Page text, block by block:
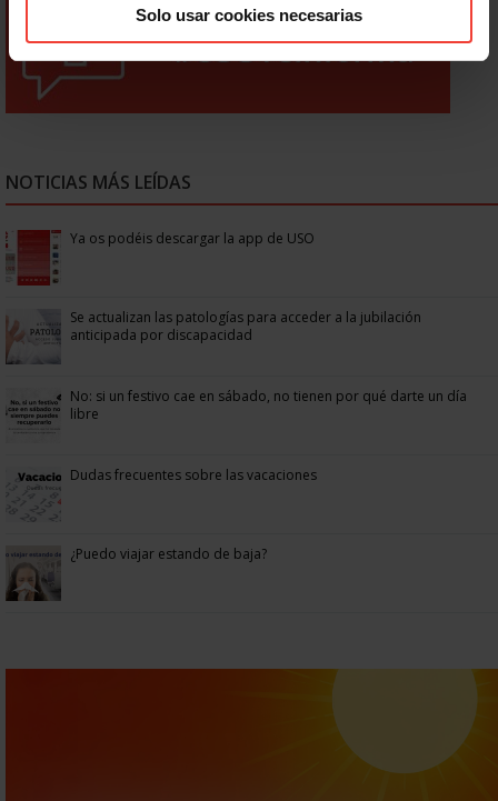
Solo usar cookies necesarias
NOTICIAS MÁS LEÍDAS
Ya os podéis descargar la app de USO
Se actualizan las patologías para acceder a la jubilación
anticipada por discapacidad
No: si un festivo cae en sábado, no tienen por qué darte un día
libre
Dudas frecuentes sobre las vacaciones
¿Puedo viajar estando de baja?